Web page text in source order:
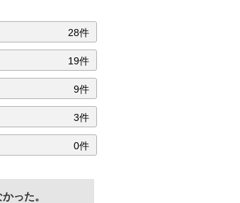
28件
19件
9件
3件
0件
った。